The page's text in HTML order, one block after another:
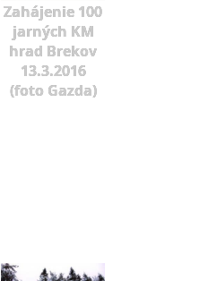
Zahájenie 100
jarných KM
hrad Brekov
13.3.2016
(foto Gazda)